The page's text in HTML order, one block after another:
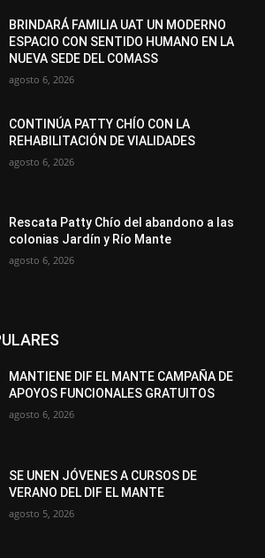
BRINDARÁ FAMILIA UAT UN MODERNO
ESPACIO CON SENTIDO HUMANO EN LA
NUEVA SEDE DEL COMASS
agosto 6, 2026
CONTINÚA PATTY CHÍO CON LA
REHABILITACIÓN DE VIALIDADES
agosto 6, 2026
Rescata Patty Chío del abandono a las
colonias Jardín y Río Mante
agosto 6, 2026
MANTIENE DIF EL MANTE CAMPAÑA DE
APOYOS FUNCIONALES GRATUITOS
agosto 6, 2026
SE UNEN JÓVENES A CURSOS DE
VERANO DEL DIF EL MANTE
agosto 5, 2026